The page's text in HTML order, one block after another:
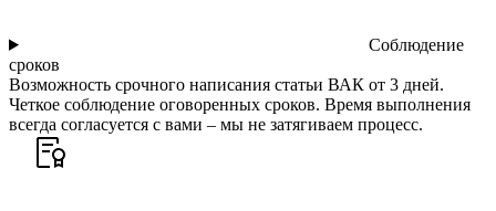
Соблюдение
сроков
Возможность срочного написания статьи ВАК от 3 дней.
Четкое соблюдение оговоренных сроков. Время выполнения
всегда согласуется с вами – мы не затягиваем процесс.